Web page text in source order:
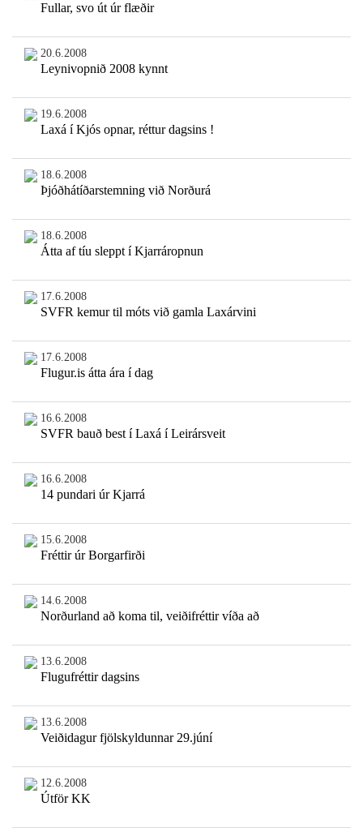
Fullar, svo út úr flæðir
20.6.2008
Leynivopnið 2008 kynnt
19.6.2008
Laxá í Kjós opnar, réttur dagsins !
18.6.2008
Þjóðhátíðarstemning við Norðurá
18.6.2008
Átta af tíu sleppt í Kjarráropnun
17.6.2008
SVFR kemur til móts við gamla Laxárvini
17.6.2008
Flugur.is átta ára í dag
16.6.2008
SVFR bauð best í Laxá í Leirársveit
16.6.2008
14 pundari úr Kjarrá
15.6.2008
Fréttir úr Borgarfirði
14.6.2008
Norðurland að koma til, veiðifréttir víða að
13.6.2008
Flugufréttir dagsins
13.6.2008
Veiðidagur fjölskyldunnar 29.júní
12.6.2008
Útför KK